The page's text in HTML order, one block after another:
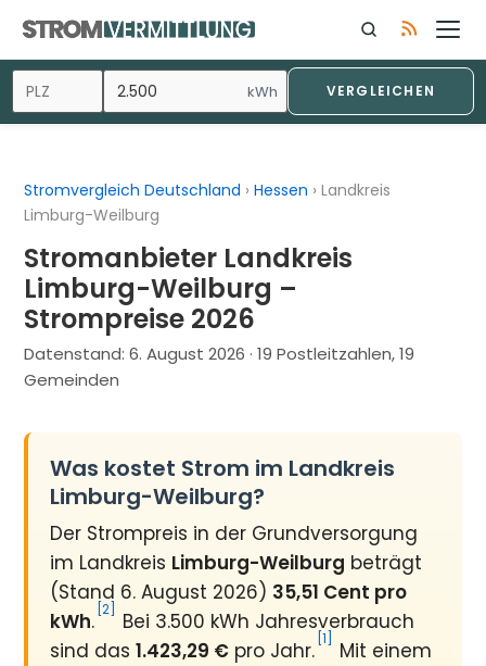
Inhalt
springen
kWh VERGLEICHEN
Stromvergleich Deutschland ›Hessen ›Landkreis
Limburg-Weilburg
Stromanbieter Landkreis
Limburg-Weilburg –
Strompreise 2026
Datenstand:6. August 2026 · 19 Postleitzahlen, 19
Gemeinden
Was kostet Strom im Landkreis
Limburg-Weilburg?
Der Strompreis in der Grundversorgung
im Landkreis Limburg-Weilburg beträgt
(Stand 6. August 2026) 35,51 Cent pro
kWh. [2]
Bei 3.500 kWh Jahresverbrauch
sind das1.423,29 € pro Jahr. [1]
Mit einem